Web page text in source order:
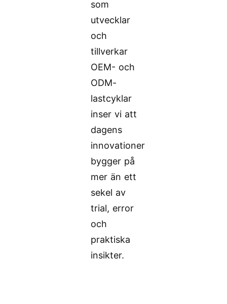
som
utvecklar
och
tillverkar
OEM- och
ODM-
lastcyklar
inser vi att
dagens
innovationer
bygger på
mer än ett
sekel av
trial, error
och
praktiska
insikter.